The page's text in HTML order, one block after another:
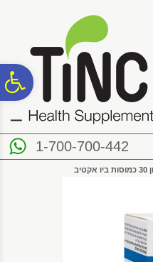
נגישות
1-700-700-442